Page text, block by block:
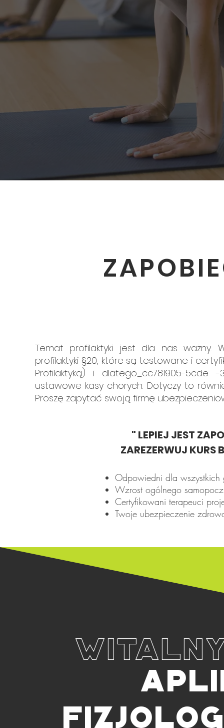
Temat profilaktyki jest dla nas ważny.
profilaktyki §20, które są testowane i
Profilaktyką) i dlatego_cc781905-5cde
ustawowe kasy chorych. Dotyczy to
Proszę zapytać swoją firmę
" LEPIEJ JEST
ZAREZERWUJ KURS
Odpowiedni dla
Wzrost ogólnego
Certyfikowani terapeuci
Twoje ubezpieczenie